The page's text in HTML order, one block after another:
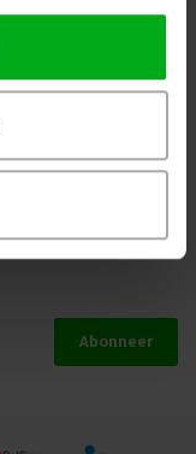
Abonneer